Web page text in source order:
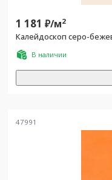
1 181 ₽/м2
Калейдоскоп серо-
В наличии
47991